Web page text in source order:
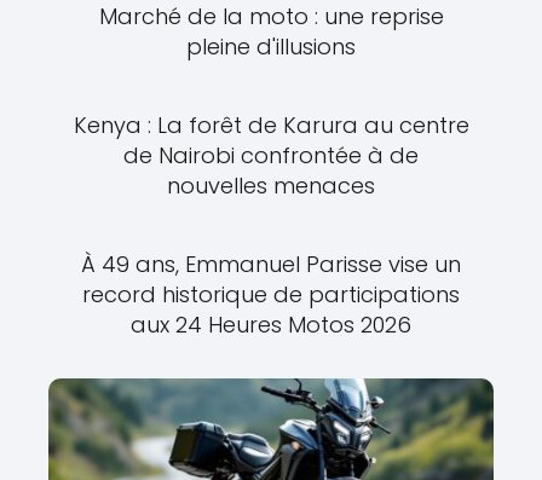
Marché de la moto : une reprise
pleine d'illusions
Kenya : La forêt de Karura au centre
de Nairobi confrontée à de
nouvelles menaces
À 49 ans, Emmanuel Parisse vise un
record historique de participations
aux 24 Heures Motos 2026